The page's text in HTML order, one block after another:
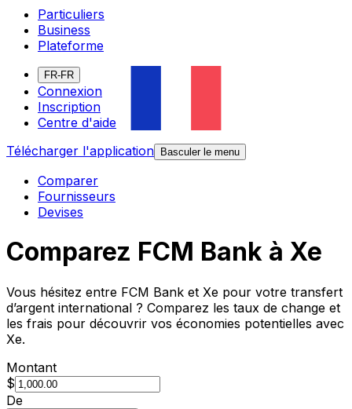
Particuliers
Business
Plateforme
FR-FR
Connexion
Inscription
Centre d'aide
Télécharger l'application
Basculer le menu
Comparer
Fournisseurs
Devises
Comparez FCM Bank à Xe
Vous hésitez entre FCM Bank et Xe pour votre transfert
d’argent international ? Comparez les taux de change et
les frais pour découvrir vos économies potentielles avec
Xe.
Montant
$
De